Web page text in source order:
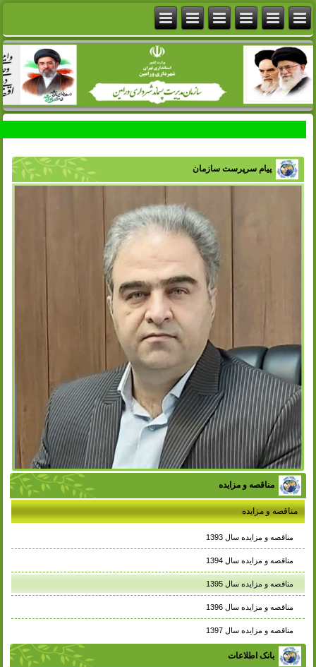
پیام سرپرست سازمان
مناقصه و مزایده
مناقصه و مزایده
مناقصه و مزایده سال 1393
مناقصه و مزایده سال 1394
مناقصه و مزایده سال 1395
مناقصه و مزایده سال 1396
مناقصه و مزایده سال 1397
بانک اطلاعات